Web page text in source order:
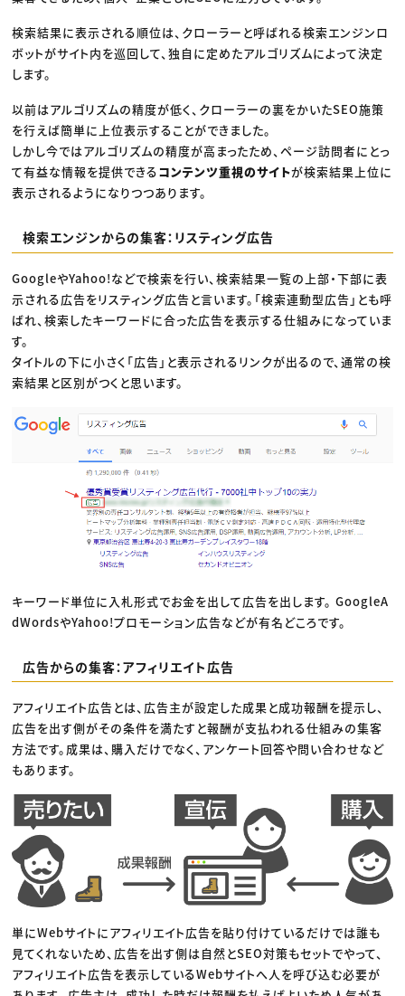
検索結果に表示される順位は、クローラーと呼ばれる検索エンジンロ
ボットがサイト内を巡回して、独自に定めたアルゴリズムによって決定
します。
以前はアルゴリズムの精度が低く、クローラーの裏をかいたSEO施策
を行えば簡単に上位表示することができました。
しかし今ではアルゴリズムの精度が高まったため、ページ訪問者にとっ
て有益な情報を提供できるコンテンツ重視のサイトが検索結果上位に
表示されるようになりつつあります。
検索エンジンからの集客：リスティング広告
GoogleやYahoo!などで検索を行い、検索結果一覧の上部・下部に表
示される広告をリスティング広告と言います。「検索連動型広告」とも呼
ばれ、検索したキーワードに合った広告を表示する仕組みになっていま
す。
タイトルの下に小さく「広告」と表示されるリンクが出るので、通常の検
索結果と区別がつくと思います。
キーワード単位に入札形式でお金を出して広告を出します。 GoogleA
dWordsやYahoo!プロモーション広告などが有名どころです。
広告からの集客：アフィリエイト広告
アフィリエイト広告とは、広告主が設定した成果と成功報酬を提示し、
広告を出す側がその条件を満たすと報酬が支払われる仕組みの集客
方法です。成果は、購入だけでなく、アンケート回答や問い合わせなど
もあります。
単にWebサイトにアフィリエイト広告を貼り付けているだけでは誰も
見てくれないため、広告を出す側は自然とSEO対策もセットでやって、
アフィリエイト広告を表示しているWebサイトへ人を呼び込む必要が